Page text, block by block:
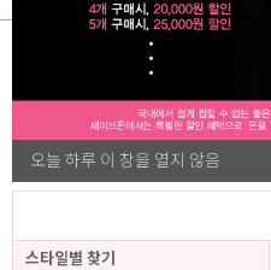
오늘 하루 이 창을 열지 않음
스타일별 찾기
40개